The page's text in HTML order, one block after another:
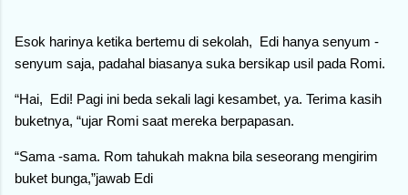
Esok harinya ketika bertemu di sekolah, Edi hanya senyum -
senyum saja, padahal biasanya suka bersikap usil pada Romi.
“Hai, Edi! Pagi ini beda sekali lagi kesambet, ya. Terima kasih
buketnya, “ujar Romi saat mereka berpapasan.
“Sama -sama. Rom tahukah makna bila seseorang mengirim
buket bunga,”jawab Edi